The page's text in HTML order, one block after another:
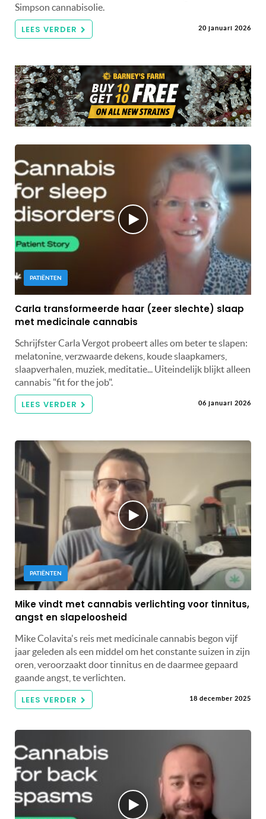
Simpson cannabisolie.
LEES VERDER 20 januari 2026
PATIËNTEN
Carla transformeerde haar (zeer slechte) slaap
met medicinale cannabis
Schrijfster Carla Vergot probeert alles om beter te slapen:
melatonine, verzwaarde dekens, koude slaapkamers,
slaapverhalen, muziek, meditatie... Uiteindelijk blijkt alleen
cannabis "fit for the job".
LEES VERDER 06 januari 2026
PATIËNTEN
Mike vindt met cannabis verlichting voor tinnitus,
angst en slapeloosheid
Mike Colavita's reis met medicinale cannabis begon vijf
jaar geleden als een middel om het constante suizen in zijn
oren, veroorzaakt door tinnitus en de daarmee gepaard
gaande angst, te verlichten.
LEES VERDER 18 december 2025